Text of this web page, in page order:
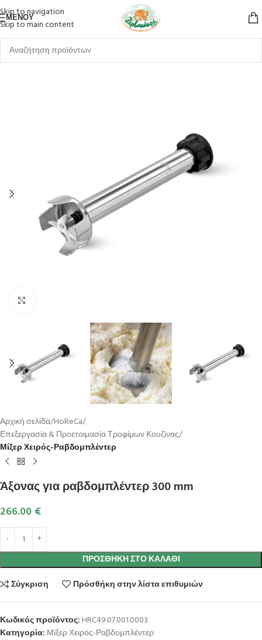
Skip to navigation
Skip to main content
ΜΕΝΟΎ
Αρχική σελίδα HoReCa
Επεξεργασία & Προετοιμασία Τροφίμων Κουζίνας
Μίξερ Χειρός-Ραβδομπλέντερ
Άξονας για ραβδομπλέντερ 300 mm
266.00 €
ΠΡΟΣΘΉΚΗ ΣΤΟ ΚΑΛΆΘΙ
Σύγκριση
Πρόσθήκη στην λίστα επιθυμιών
Κωδικός προϊόντος: HRC49.07.001.0003
Κατηγορία: Μίξερ Χειρός-Ραβδομπλέντερ